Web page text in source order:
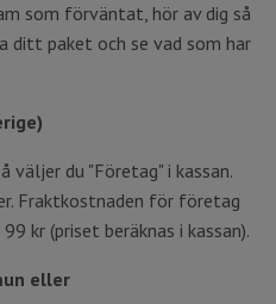
som förväntat, hör av dig så
paket och se vad som har
du "Företag" i kassan.
Fraktkostnaden för företag
kr (priset beräknas i kassan).
eller